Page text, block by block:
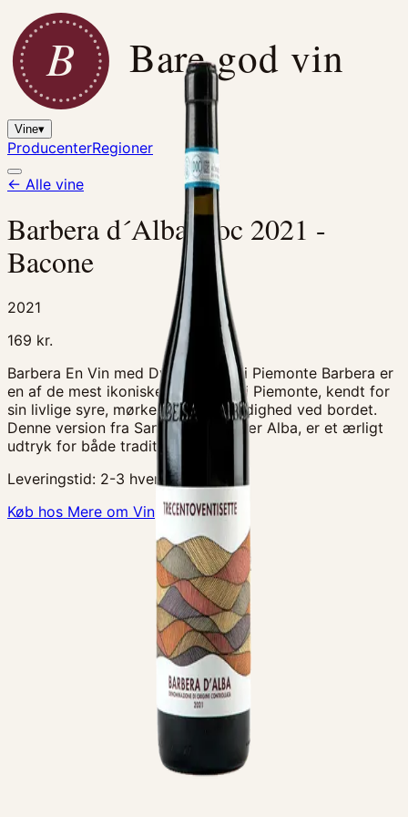
B Bare god vin
Vine▾
ProducenterRegioner
← Alle vine
Barbera d´Alba Doc 2021 -
Bacone
2021
169 kr.
Barbera En Vin med Dybe Rødder i Piemonte Barbera er
en af de mest ikoniske druesorter i Piemonte, kendt for
sin livlige syre, mørke frugt og alsidighed ved bordet.
Denne version fra Santa Rosalia, nær Alba, er et ærligt
udtryk for både tradition og mod
Leveringstid: 2-3 hverdage
Køb hos Mere om Vin